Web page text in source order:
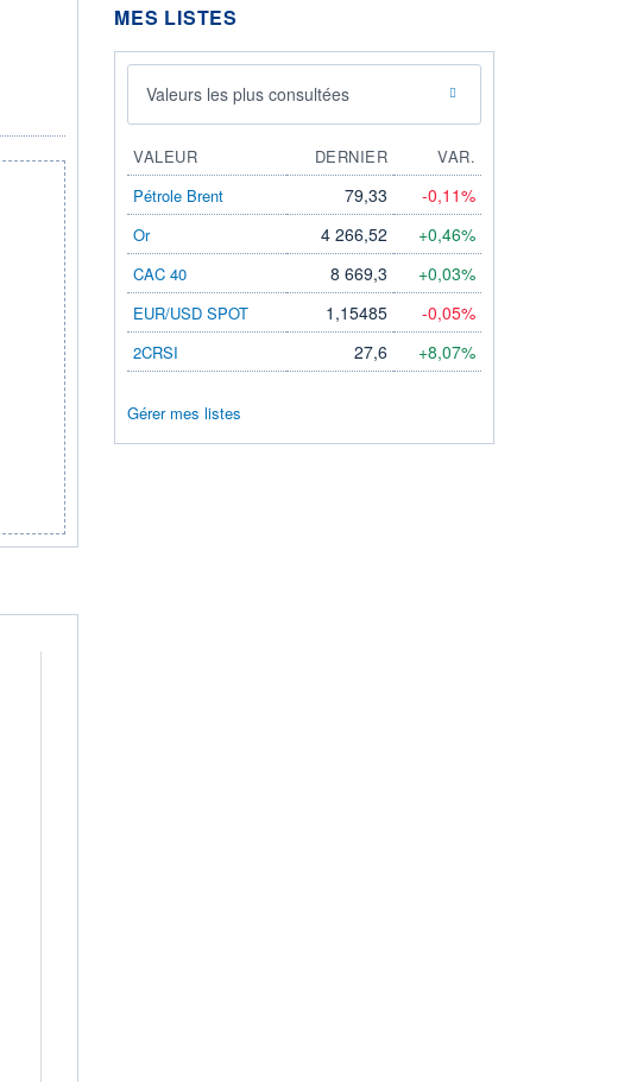
MES LISTES
Valeurs les plus consultées
VALEUR DERNIER
VAR.
Pétrole Brent
79,33 -0,11%
Or 4 266,52 +0,46%
CAC 40 8 669,3 +0,03%
EUR/USD SPOT 1,15485 -0,05%
2CRSI 27,6 +8,07%
Gérer mes listes